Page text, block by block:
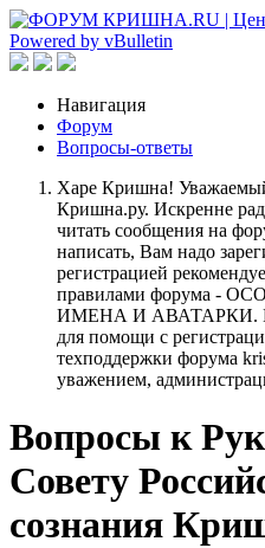
Навигация
Форум
Вопросы-ответы
Харе Кришна!
Кришна.ру. Искренне
читать сообщения на
написать, Вам надо
регистрацией
правилами форума -
ИМЕНА И АВАТАРКИ.
для помощи с
техподдержки форума
уважением,
Вопросы к
Совету
сознания